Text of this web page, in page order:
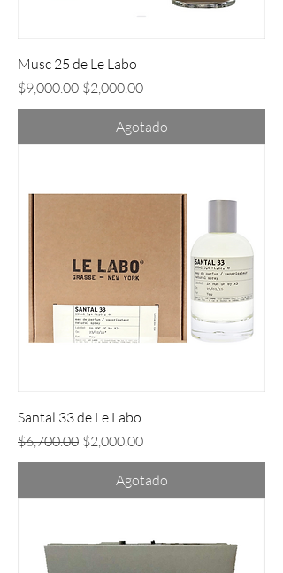
Musc 25 de Le Labo
Precio
$9,000.00 Precio de oferta
$2,000.00
Agotado
Santal 33 de Le Labo
Precio
$6,700.00 Precio de oferta
$2,000.00
Agotado